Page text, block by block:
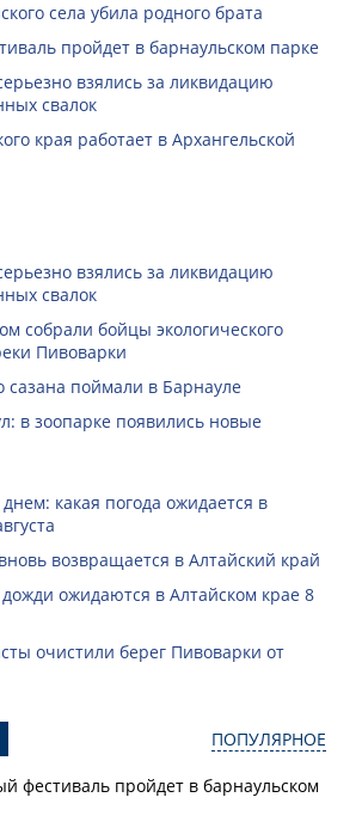
села убила родного брата
пройдет в барнаульском парке
взялись за ликвидацию
свалок
края работает в Архангельской
взялись за ликвидацию
свалок
собрали бойцы экологического
Пивоварки
сазана поймали в Барнауле
в зоопарке появились новые
какая погода ожидается в
возвращается в Алтайский край
ожидаются в Алтайском крае 8
очистили берег Пивоварки от
ПОПУЛЯРНОЕ
фестиваль пройдет в барнаульском